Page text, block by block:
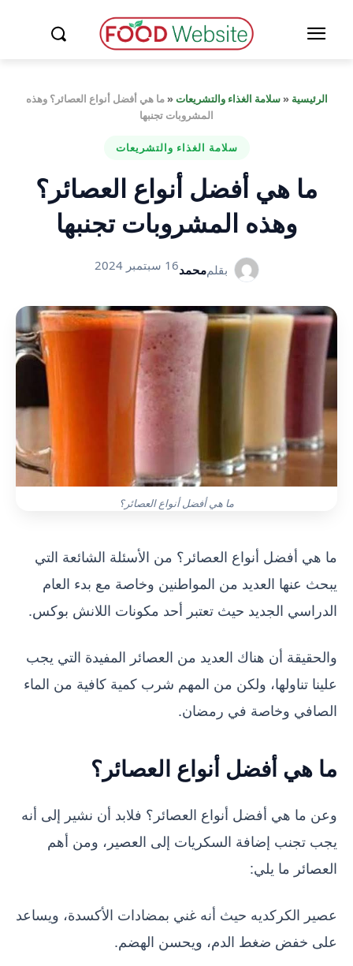
الرئيسية «سلامة الغذاء والتشريعات«ما هي أفضل أنواع العصائر؟ وهذه
المشروبات تجنبها
سلامة الغذاء والتشريعات
ما هي أفضل أنواع العصائر؟
وهذه المشروبات تجنبها
بقلممحمد16 سبتمبر 2024
ما هي أفضل أنواع العصائر؟
ما هي أفضل أنواع العصائر؟ من الأسئلة الشائعة التي
يبحث عنها العديد من المواطنين وخاصة مع بدء العام
الدراسي الجديد حيث تعتبر أحد مكونات اللانش بوكس.
والحقيقة أن هناك العديد من العصائر المفيدة التي يجب
علينا تناولها، ولكن من المهم شرب كمية كافية من الماء
الصافي وخاصة في رمضان.
ما هي أفضل أنواع العصائر؟
وعن ما هي أفضل أنواع العصائر؟ فلابد أن نشير إلى أنه
يجب تجنب إضافة السكريات إلى العصير، ومن أهم
العصائر ما يلي:
عصير الكركديه حيث أنه غني بمضادات الأكسدة، ويساعد
على خفض ضغط الدم، ويحسن الهضم.